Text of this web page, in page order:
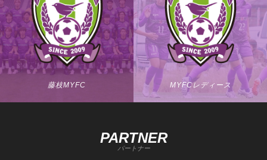
藤枝MYFC MYFCレディース
PARTNER
パートナー